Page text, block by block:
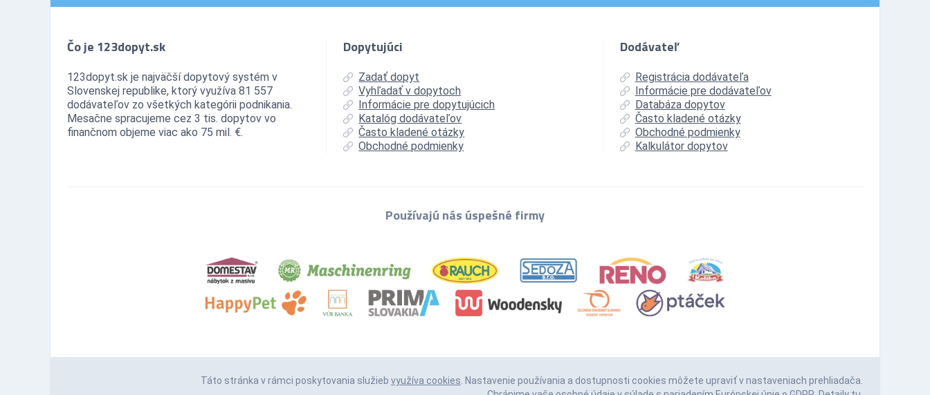
Čo je 123dopyt.sk
123dopyt.sk je najväčší dopytový systém v
Slovenskej republike, ktorý využíva 81 557
dodávateľov zo všetkých kategórii podnikania.
Mesačne spracujeme cez 3 tis. dopytov vo
finančnom objeme viac ako 75 mil. €.
Dopytujúci
Zadať dopyt
Vyhľadať v dopytoch
Informácie pre dopytujúcich
Katalóg dodávateľov
Často kladené otázky
Obchodné podmienky
Dodávateľ
Registrácia dodávateľa
Informácie pre dodávateľov
Databáza dopytov
Často kladené otázky
Obchodné podmienky
Kalkulátor dopytov
Používajú nás úspešné firmy
Táto stránka v rámci poskytovania služieb využíva cookies. Nastavenie používania a dostupnosti cookies môžete upraviť v nastaveniach prehliadača.